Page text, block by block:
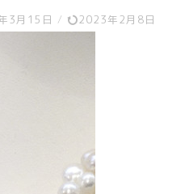
3月15日 / 2023年2月8日